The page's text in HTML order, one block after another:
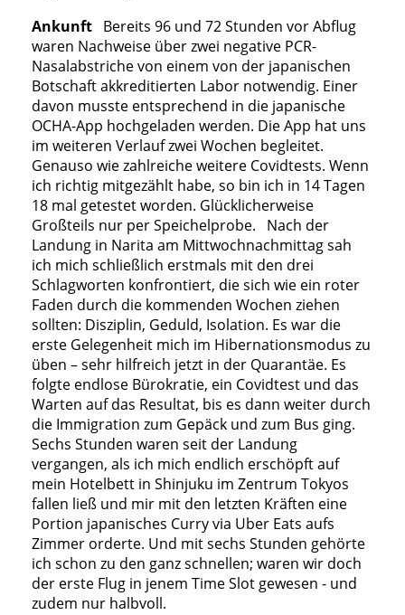
Ankunft Bereits 96 und 72 Stunden vor Abflug
waren Nachweise über zwei negative PCR-
Nasalabstriche von einem von der japanischen
Botschaft akkreditierten Labor notwendig. Einer
davon musste entsprechend in die japanische
OCHA-App hochgeladen werden. Die App hat uns
im weiteren Verlauf zwei Wochen begleitet.
Genauso wie zahlreiche weitere Covidtests. Wenn
ich richtig mitgezählt habe, so bin ich in 14 Tagen
18 mal getestet worden. Glücklicherweise
Großteils nur per Speichelprobe. Nach der
Landung in Narita am Mittwochnachmittag sah
ich mich schließlich erstmals mit den drei
Schlagworten konfrontiert, die sich wie ein roter
Faden durch die kommenden Wochen ziehen
sollten: Disziplin, Geduld, Isolation. Es war die
erste Gelegenheit mich im Hibernationsmodus zu
üben – sehr hilfreich jetzt in der Quarantäe. Es
folgte endlose Bürokratie, ein Covidtest und das
Warten auf das Resultat, bis es dann weiter durch
die Immigration zum Gepäck und zum Bus ging.
Sechs Stunden waren seit der Landung
vergangen, als ich mich endlich erschöpft auf
mein Hotelbett in Shinjuku im Zentrum Tokyos
fallen ließ und mir mit den letzten Kräften eine
Portion japanisches Curry via Uber Eats aufs
Zimmer orderte. Und mit sechs Stunden gehörte
ich schon zu den ganz schnellen; waren wir doch
der erste Flug in jenem Time Slot gewesen - und
zudem nur halbvoll.